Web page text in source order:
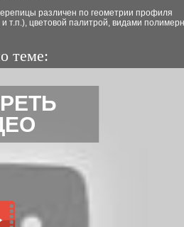
различен по геометрии профиля
т.п.), цветовой палитрой, видами
теме: